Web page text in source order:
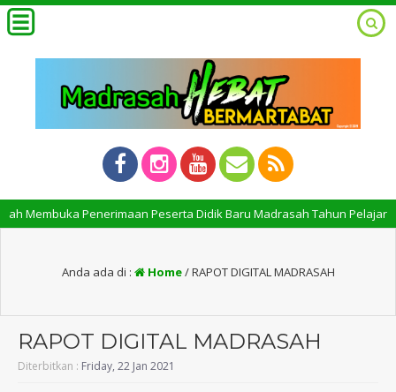
Membuka Penerimaan Peserta Didik Baru Madrasah Tahun Pelajaran
Anda ada di : Home/RAPOT DIGITAL MADRASAH
RAPOT DIGITAL MADRASAH
Diterbitkan : Friday, 22 Jan 2021